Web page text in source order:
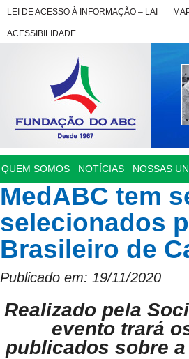
LEI DE ACESSO À INFORMAÇÃO – LAI
ACESSIBILIDADE
QUEM SOMOS NOTÍCIAS NOSSAS
MedABC tem
selecionados
Brasileiro de
Publicado em: 19/11/2020
Realizado pela
evento trará
publicados sobre